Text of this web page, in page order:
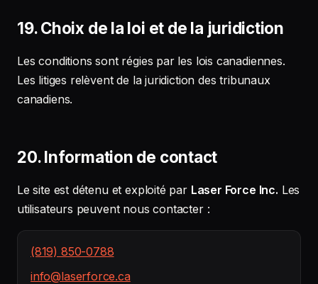
19. Choix de la loi et de la juridiction
Les conditions sont régies par les lois canadiennes.
Les litiges relèvent de la juridiction des tribunaux
canadiens.
20. Information de contact
Le site est détenu et exploité par Laser Force Inc. Les
utilisateurs peuvent nous contacter :
(819) 850-0788
info@laserforce.ca